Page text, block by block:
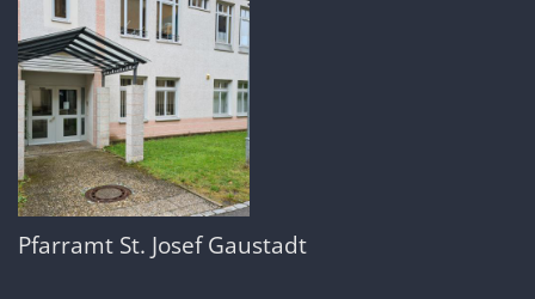
Pfarramt St. Josef Gaustadt